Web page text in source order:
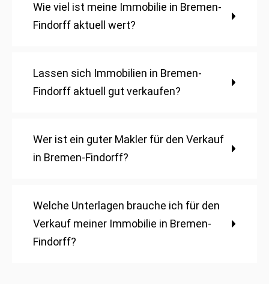
Wie viel ist meine Immobilie in Bremen-
Findorff aktuell wert?
Lassen sich Immobilien in Bremen-
Findorff aktuell gut verkaufen?
Wer ist ein guter Makler für den Verkauf
in Bremen-Findorff?
Welche Unterlagen brauche ich für den
Verkauf meiner Immobilie in Bremen-
Findorff?